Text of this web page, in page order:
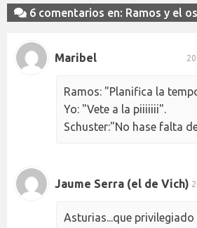
6 comentarios en: Ramos y el
Maribel
Ramos: "Planifica la
Yo: "Vete a la piiiiiii".
Schuster:"No hase falta
Jaume Serra (el de Vich)
Asturias...que